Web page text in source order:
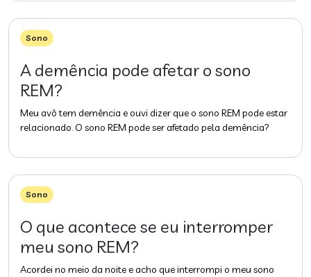
Sono
A demência pode afetar o sono
REM?
Meu avô tem demência e ouvi dizer que o sono REM pode estar
relacionado. O sono REM pode ser afetado pela demência?
Sono
O que acontece se eu interromper
meu sono REM?
Acordei no meio da noite e acho que interrompi o meu sono